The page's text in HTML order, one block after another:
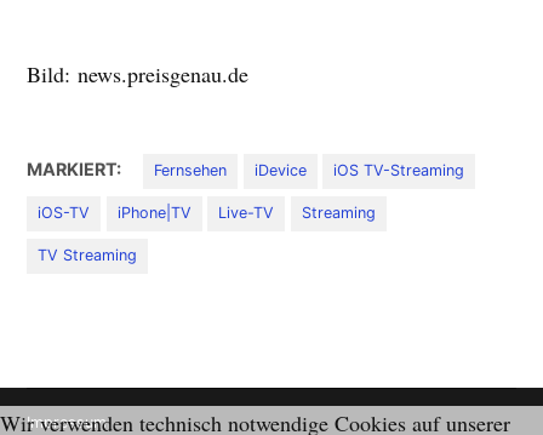
Bild: news.preisgenau.de
MARKIERT: Fernsehen iDevice iOS TV-Streaming
iOS-TV iPhone|TV Live-TV Streaming
TV Streaming
Impressum
Wir verwenden technisch notwendige Cookies auf unserer